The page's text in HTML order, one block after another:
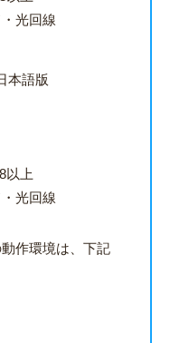
光回線
本語版
以上
光回線
作環境は、下記